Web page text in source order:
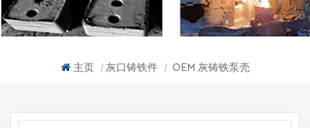
主页 | 灰口铸铁件 | OEM 灰铸铁泵壳